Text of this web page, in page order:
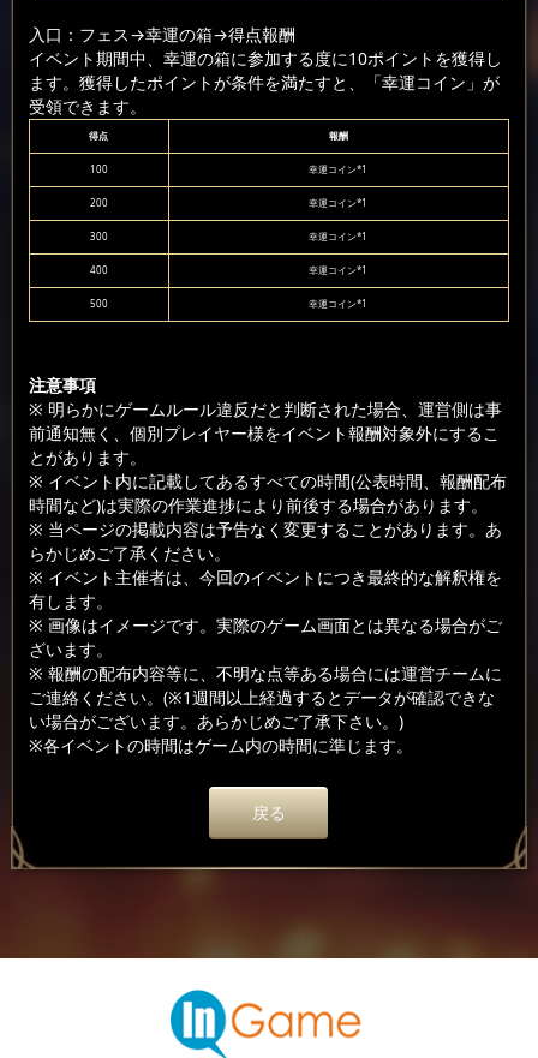
入口：フェス→幸運の箱→得点報酬
イベント期間中、幸運の箱に参加する度に10ポイントを獲得し
ます。獲得したポイントが条件を満たすと、「幸運コイン」が
受領できます。
得点 報酬
100 幸運コイン*1
200 幸運コイン*1
300 幸運コイン*1
400 幸運コイン*1
500 幸運コイン*1
注意事項
※ 明らかにゲームルール違反だと判断された場合、運営側は事
前通知無く、個別プレイヤー様をイベント報酬対象外にするこ
とがあります。
※ イベント内に記載してあるすべての時間(公表時間、報酬配布
時間など)は実際の作業進捗により前後する場合があります。
※ 当ページの掲載内容は予告なく変更することがあります。あ
らかじめご了承ください。
※ イベント主催者は、今回のイベントにつき最終的な解釈権を
有します。
※ 画像はイメージです。実際のゲーム画面とは異なる場合がご
ざいます。
※ 報酬の配布内容等に、不明な点等ある場合には運営チームに
ご連絡ください。(※1週間以上経過するとデータが確認できな
い場合がございます。あらかじめご了承下さい。)
※各イベントの時間はゲーム内の時間に準じます。
戻る